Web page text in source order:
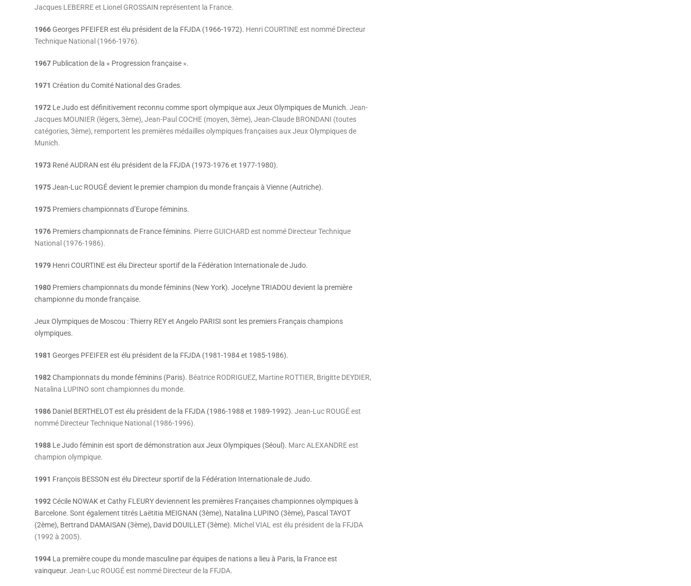
Jacques LEBERRE et Lionel GROSSAIN représentent la France.
1966Georges PFEIFER est élu président de la FFJDA (1966-1972). Henri COURTINE est nommé Directeur
Technique National (1966-1976).
1967 Publication de la « Progression française ».
1971 Création du Comité National des Grades.
1972 Le Judo est définitivement reconnu comme sport olympique aux Jeux Olympiques de Munich. Jean-
Jacques MOUNIER (légers, 3ème), Jean-Paul COCHE (moyen, 3ème), Jean-Claude BRONDANI (toutes
catégories, 3ème), remportent les premières médailles olympiques françaises aux Jeux Olympiques de
Munich.
1973 René AUDRAN est élu président de la FFJDA (1973-1976 et 1977-1980).
1975Jean-Luc ROUGÉ devient le premier champion du monde français à Vienne (Autriche).
1975 Premiers championnats d’Europe féminins.
1976 Premiers championnats de France féminins. Pierre GUICHARD est nommé Directeur Technique
National (1976-1986).
1979 Henri COURTINE est élu Directeur sportif de la Fédération Internationale de Judo.
1980 Premiers championnats du monde féminins (New York). Jocelyne TRIADOU devient la première
championne du monde française.
Jeux Olympiques de Moscou : Thierry REY et Angelo PARISI sont les premiers Français champions
olympiques.
1981 Georges PFEIFER est élu président de la FFJDA (1981-1984 et 1985-1986).
1982Championnats du monde féminins (Paris). Béatrice RODRIGUEZ, Martine ROTTIER, Brigitte DEYDIER,
Natalina LUPINO sont championnes du monde.
1986 Daniel BERTHELOT est élu président de la FFJDA (1986-1988 et 1989-1992). Jean-Luc ROUGÉ est
nommé Directeur Technique National (1986-1996).
1988 Le Judo féminin est sport de démonstration aux Jeux Olympiques (Séoul). Marc ALEXANDRE est
champion olympique.
1991 François BESSON est élu Directeur sportif de la Fédération Internationale de Judo.
1992Cécile NOWAK et Cathy FLEURY deviennent les premières Françaises championnes olympiques à
Barcelone. Sont également titrés Laëtitia MEIGNAN (3ème), Natalina LUPINO (3ème), Pascal TAYOT
(2ème), Bertrand DAMAISAN (3ème), David DOUILLET (3ème). Michel VIAL est élu président de la FFJDA
(1992 à 2005).
1994 La première coupe du monde masculine par équipes de nations a lieu à Paris, la France est
vainqueur. Jean-Luc ROUGÉ est nommé Directeur de la FFJDA.